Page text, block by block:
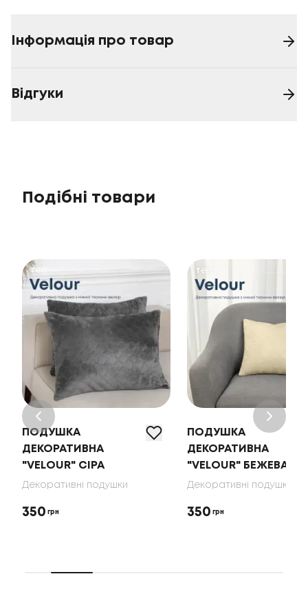
Інформація про товар
Відгуки
Подібні товари
ПОДУШКА
ДЕКОРАТИВНА
"VELOUR" СІРА
Декоративні подушки
350 грн
ПОДУШКА
ДЕКОРАТИВНА
"VELOUR" БЕЖЕВА
Декоративні подушки
350 грн